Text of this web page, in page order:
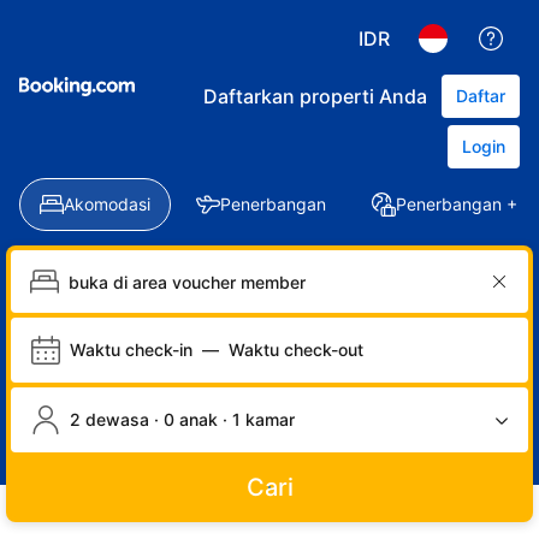
IDR
Daftarkan properti Anda Daftar
Login
Akomodasi Penerbangan Penerbangan +
Waktu check-in — Waktu check-out
2 dewasa · 0 anak · 1 kamar
Cari